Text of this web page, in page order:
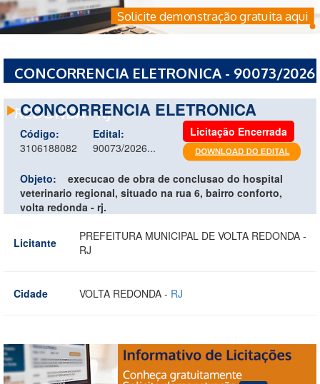
Solicite demonstração gratuita aqui
CONCORRENCIA ELETRONICA - 90073/2026
REDONDA - RJ
CONCORRENCIA ELETRONICA
Código:
3106188082
Edital:
90073/2026...
Licitação Encerrada
Objeto:
execucao de obra de conclusao do hospital
veterinario regional, situado na rua 6, bairro conforto,
volta redonda - rj.
Licitante
PREFEITURA MUNICIPAL DE VOLTA REDONDA -
RJ
Cidade VOLTA REDONDA - RJ